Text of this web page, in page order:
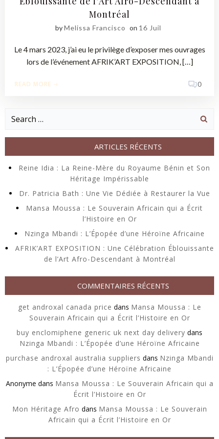
Montréal
byMelissa Francisco on 16 Juil
Le 4 mars 2023, j’ai eu le privilège d’exposer mes ouvrages
lors de l’événement AFRIK’ART EXPOSITION, […]
READ MORE 0
Search
ARTICLES RÉCENTS
Reine Idia : La Reine-Mère du Royaume Bénin et Son
Héritage Impérissable
Dr. Patricia Bath : Une Vie Dédiée à Restaurer la Vue
Mansa Moussa : Le Souverain Africain qui a Écrit
l’Histoire en Or
Nzinga Mbandi : L’Épopée d’une Héroïne Africaine
AFRIK’ART EXPOSITION : Une Célébration Éblouissante
de l’Art Afro-Descendant à Montréal
COMMENTAIRES RÉCENTS
get androxal canada price dans Mansa Moussa : Le
Souverain Africain qui a Écrit l’Histoire en Or
buy enclomiphene generic uk next day delivery dans
Nzinga Mbandi : L’Épopée d’une Héroïne Africaine
purchase androxal australia suppliers dans Nzinga Mbandi
: L’Épopée d’une Héroïne Africaine
Anonyme dans Mansa Moussa : Le Souverain Africain qui a
Écrit l’Histoire en Or
Mon Héritage Afro dans Mansa Moussa : Le Souverain
Africain qui a Écrit l’Histoire en Or